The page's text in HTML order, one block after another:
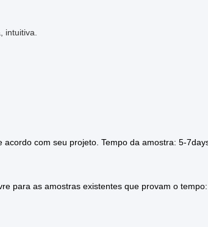
intuitiva.
acordo com seu projeto. Tempo da amostra: 5-
para as amostras existentes que provam o